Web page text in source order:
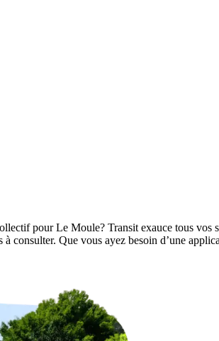
pour Le Moule? Transit exauce tous
consulter. Que vous ayez besoin d’une